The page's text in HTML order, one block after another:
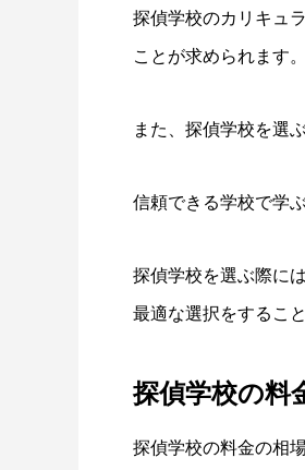
探偵学校のカリキュ
ことが求められます。
また、探偵学校を選
信頼できる学校で学
探偵学校を選ぶ際に
最適な選択をするこ
探偵学校の料
探偵学校の料金の相